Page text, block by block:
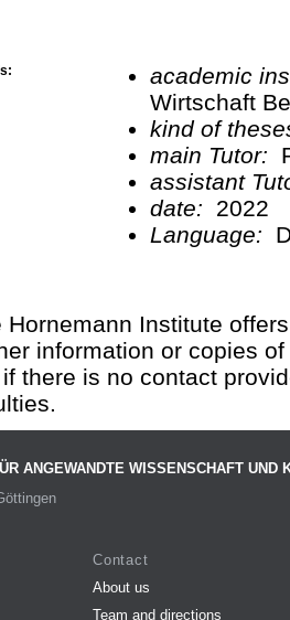
academic
Wirtschaft
kind of
main Tutor:
assistant
date:
2022
Language:
Hornemann Institute
information or copies
there is no contact
ANGEWANDTE WISSENSCHAFT UND
Contact
About us
Team and directions